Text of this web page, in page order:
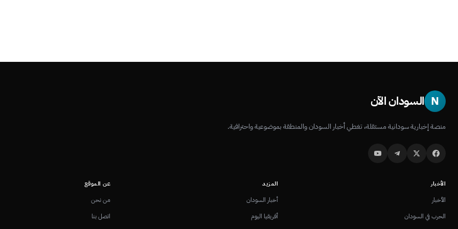
N السودان الآن
منصة إخبارية سودانية مستقلة، تغطي أخبار السودان والمنطقة بموضوعية واحترافية.
الأخبار
الأخبار
الحرب في السودان
المزيد
أخبار السودان
أفريقيا اليوم
عن الموقع
من نحن
اتصل بنا